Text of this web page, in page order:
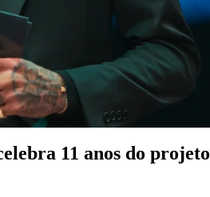
11 anos do projeto